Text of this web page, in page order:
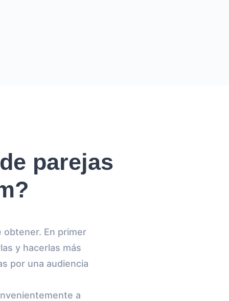
parejas
obtener. En primer
y hacerlas más
por una audiencia
a